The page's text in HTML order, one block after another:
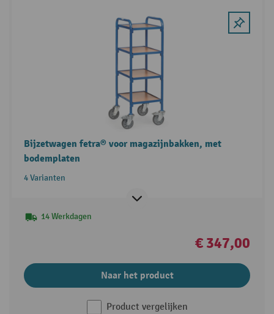
Bijzetwagen fetra® voor magazijnbakken, met
bodemplaten
4 Varianten
14 Werkdagen
€ 347,00
Naar het product
Product vergelijken